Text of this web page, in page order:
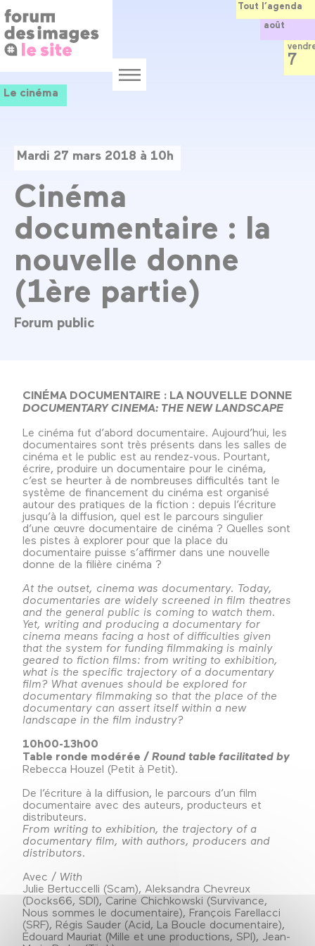
au
contenu
principal
Menu
Le cinéma
Mardi 27 mars 2018 à 10h
Cinéma
documentaire : la
nouvelle donne
(1ère partie)
Forum public
CINÉMA DOCUMENTAIRE : LA NOUVELLE DONNE
DOCUMENTARY CINEMA: THE NEW LANDSCAPE
Le cinéma fut d’abord documentaire. Aujourd’hui, les
documentaires sont très présents dans les salles de
cinéma et le public est au rendez-vous. Pourtant,
écrire, produire un documentaire pour le cinéma,
c’est se heurter à de nombreuses difficultés tant le
système de financement du cinéma est organisé
autour des pratiques de la fiction : depuis l’écriture
jusqu’à la diffusion, quel est le parcours singulier
d’une œuvre documentaire de cinéma ? Quelles sont
les pistes à explorer pour que la place du
documentaire puisse s’affirmer dans une nouvelle
donne de la filière cinéma ?
At the outset, cinema was documentary. Today,
documentaries are widely screened in film theatres
and the general public is coming to watch them.
Yet, writing and producing a documentary for
cinema means facing a host of difficulties given
that the system for funding filmmaking is mainly
geared to fiction films: from writing to exhibition,
what is the specific trajectory of a documentary
film? What avenues should be explored for
documentary filmmaking so that the place of the
documentary can assert itself within a new
landscape in the film industry?
10h00-13h00
Table ronde modérée / Round table facilitated by
Rebecca Houzel (Petit à Petit).
De l’écriture à la diffusion, le parcours d’un film
documentaire avec des auteurs, producteurs et
distributeurs.
From writing to exhibition, the trajectory of a
documentary film, with authors, producers and
distributors.
Avec / With
Julie Bertuccelli (Scam), Aleksandra Chevreux
(Docks66, SDI), Carine Chichkowski (Survivance,
Nous sommes le documentaire), François Farellacci
(SRF), Régis Sauder (Acid, La Boucle documentaire),
Édouard Mauriat (Mille et une productions, SPI), Jean-
Tout l’agenda
août
7